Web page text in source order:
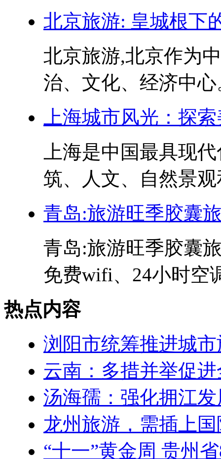
北京旅游: 皇城根下
北京旅游,北京作为
治、文化、经济中
上海城市风光：探
上海是中国最具现
筑、人文、自然景
青岛:旅游旺季胶囊
青岛:旅游旺季胶囊
免费wifi、24小时空
热点内容
浏阳市统筹推进城
云南：多措并举促
汤海孺：强化拥江
龙州旅游，需插上
“十一”黄金周 贵州